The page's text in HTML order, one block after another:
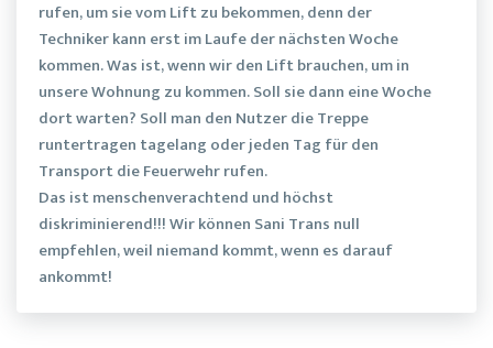
rufen, um sie vom Lift zu bekommen, denn der
Techniker kann erst im Laufe der nächsten Woche
kommen. Was ist, wenn wir den Lift brauchen, um in
unsere Wohnung zu kommen. Soll sie dann eine Woche
dort warten? Soll man den Nutzer die Treppe
runtertragen tagelang oder jeden Tag für den
Transport die Feuerwehr rufen.
Das ist menschenverachtend und höchst
diskriminierend!!! Wir können Sani Trans null
empfehlen, weil niemand kommt, wenn es darauf
ankommt!